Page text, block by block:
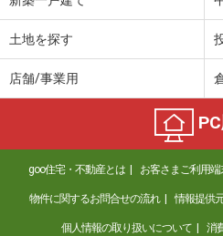
山形県山形市千歳１
4.40万円
住 所
山形県山
専有面積 32.43m²
間取り
ワンルーム
山形県米沢市中央３丁目
土地を探す
店舗/事業用
goo住宅・不動産とは お客さまご利用
物件に関するお問合せの流れ 情報提供
個人情報の取り扱いについて 消